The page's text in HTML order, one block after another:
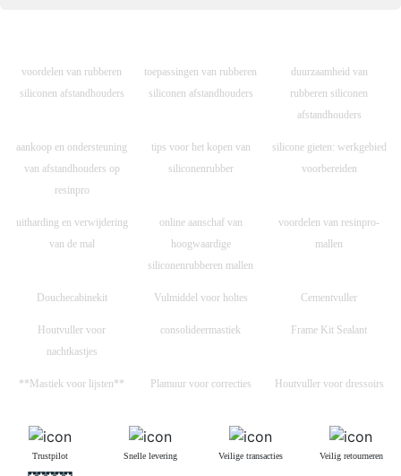
voordelen van rubberen
siliconen afstandhouders
toepassingen van rubberen
siliconen afstandhouders
duurzaamheid van
rubberen siliconen
afstandhouders
aankoop en ondersteuning
van afstandhouders op
resinpro
tips voor het kopen van
siliconenrubber
silicone gieten: werkgebied
voorbereiden
uitharding en verwijdering
van de mal
online aanschaf van
hoogwaardige
siliconenrubberen mallen
voordelen van resinpro-
mallen
Douchecabinekit Vulmiddel voor holtes Cementvuller
Houtvuller voor
nachtkastjes
consolideermastiek Frame Kit Sealant
**Mastiek voor lijsten** Plamuur voor correcties Houtvuller voor dressoirs
Trustpilot Snelle levering Veilige transacties Veilig retourneren